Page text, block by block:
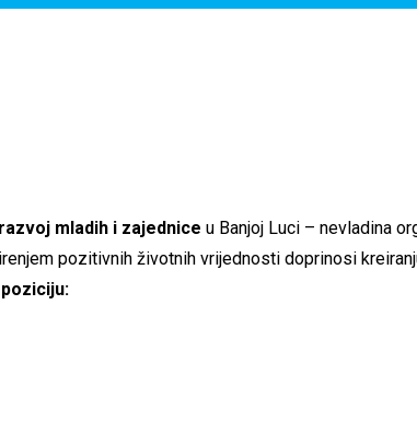
mladih i zajednice u Banjoj Luci – nevladina
pozitivnih životnih vrijednosti doprinosi